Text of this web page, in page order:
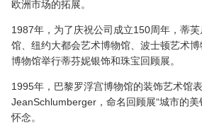
欧洲市场的拓展。
1987年，为了庆祝公司成立150周年，蒂
馆、纽约大都会艺术博物馆、波士顿艺术
博物馆举行蒂芬妮银饰和珠宝回顾展。
1995年，巴黎罗浮宫博物馆的装饰艺术馆
JeanSchlumberger，命名回顾展“城市的美
怀念。